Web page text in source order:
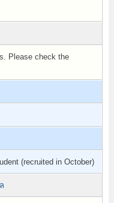
Please check the
(recruited in October)